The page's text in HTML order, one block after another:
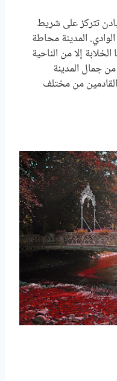
تتركز على شريط
المدينة محاطة
إلا من الناحية
جمال المدينة
من مختلف